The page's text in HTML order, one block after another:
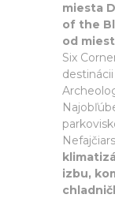
miesta
of the
od
Six
izbu,